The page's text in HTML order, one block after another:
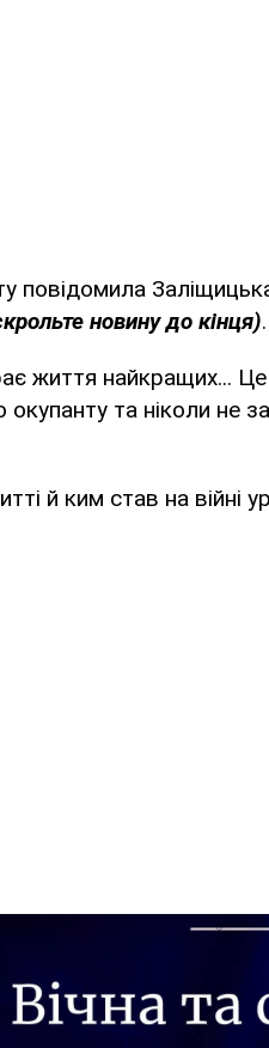
повідомила
новину до кінця).
життя найкращих...
та ніколи не
й ким став на війні